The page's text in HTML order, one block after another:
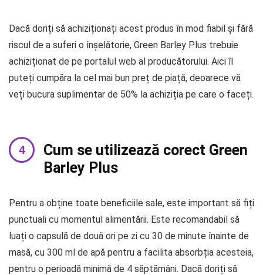
Dacă doriți să achiziționați acest produs în mod fiabil și fără
riscul de a suferi o înșelătorie, Green Barley Plus trebuie
achiziționat de pe portalul web al producătorului. Aici îl
puteți cumpăra la cel mai bun preț de piață, deoarece vă
veți bucura suplimentar de 50% la achiziția pe care o faceți.
Cum se utilizează corect Green
Barley Plus
Pentru a obține toate beneficiile sale, este important să fiți
punctuali cu momentul alimentării. Este recomandabil să
luați o capsulă de două ori pe zi cu 30 de minute înainte de
masă, cu 300 ml de apă pentru a facilita absorbția acesteia,
pentru o perioadă minimă de 4 săptămâni. Dacă doriți să